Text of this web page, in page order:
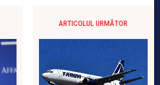
ARTICOLUL URMĂTOR